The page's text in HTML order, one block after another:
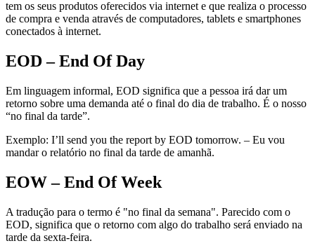
tem os seus produtos oferecidos via internet e que realiza o processo
de compra e venda através de computadores, tablets e smartphones
conectados à internet.
EOD – End Of Day
Em linguagem informal, EOD significa que a pessoa irá dar um
retorno sobre uma demanda até o final do dia de trabalho. É o nosso
“no final da tarde”.
Exemplo: I’ll send you the report by EOD tomorrow. – Eu vou
mandar o relatório no final da tarde de amanhã.
EOW – End Of Week
A tradução para o termo é "no final da semana". Parecido com o
EOD, significa que o retorno com algo do trabalho será enviado na
tarde da sexta-feira.